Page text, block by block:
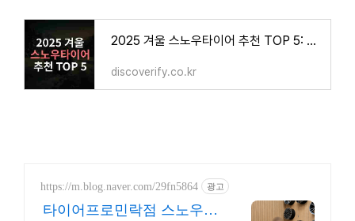
2025 겨울 스노우타이어 추천 TOP 5: 브랜드별 성능·가격·제동력 비교 가이드
discoverify.co.kr
https://m.blog.naver.com/29fn5864 광고
타이어프로민락점 스노우타